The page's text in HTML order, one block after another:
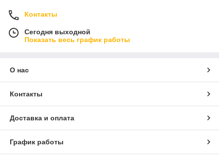
Контакты
Сегодня выходной
Показать весь график работы
О нас
Контакты
Доставка и оплата
График работы